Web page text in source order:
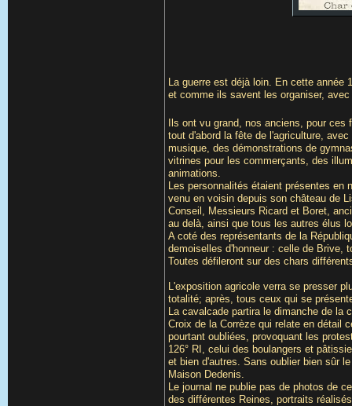
La guerre est déjà loin. En cette
et comme ils savent les organiser,
Ils ont vu grand, nos anciens, pour
tout d'abord la fête de l'agriculture,
musique, des démonstrations de
vitrines pour les commerçants, des
animations.
Les personnalités étaient présentes en
venu en voisin depuis son château de
Conseil, Messieurs Ricard et Boret,
au delà, ainsi que tous les autres élus
A coté des représentants de la
demoiselles d'honneur : celle de Brive,
Toutes défileront sur des chars
L'exposition agricole verra se presser
totalité; après, tous ceux qui se
La cavalcade partira le dimanche de la
Croix de la Corrèze qui relate en détail
pourtant oubliées, provoquant les
126° RI, celui des boulangers et
et bien d'autres. Sans oublier bien sûr
Maison Dedenis.
Le journal ne publie pas de photos de
des différentes Reines, portraits